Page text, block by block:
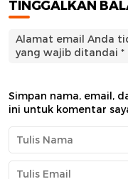
TINGGALKAN
Alamat email Anda
yang wajib ditandai *
Simpan nama, email,
ini untuk komentar